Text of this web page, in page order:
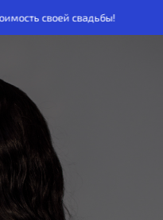
своей свадьбы!